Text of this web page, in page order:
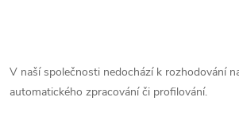
V naší společnosti nedochází k rozhodování
automatického zpracování či profilování.